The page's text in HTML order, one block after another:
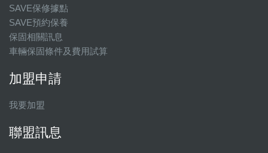
SAVE保修據點
SAVE預約保養
保固相關訊息
車輛保固條件及費用試算
加盟申請
我要加盟
聯盟訊息